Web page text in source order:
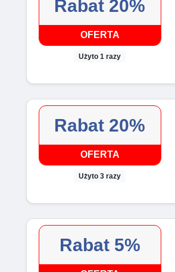
Rabat 20%
OFERTA
Użyto 1 razy
Rabat 20%
OFERTA
Użyto 3 razy
Rabat 5%